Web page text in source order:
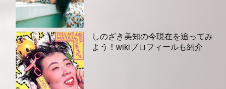
しのざき美知の今現在を追ってみ
よう！wikiプロフィールも紹介